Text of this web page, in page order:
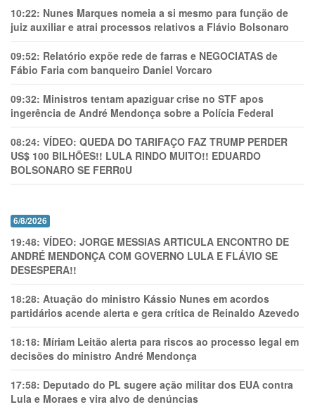
10:22: Nunes Marques nomeia a si mesmo para função de
juiz auxiliar e atrai processos relativos a Flávio Bolsonaro
09:52: Relatório expõe rede de farras e NEGOCIATAS de
Fábio Faria com banqueiro Daniel Vorcaro
09:32: Ministros tentam apaziguar crise no STF apos
ingerência de André Mendonça sobre a Polícia Federal
08:24: VÍDEO: QUEDA DO TARIFAÇO FAZ TRUMP PERDER
US$ 100 BILHÕES!! LULA RINDO MUITO!! EDUARDO
BOLSONARO SE FERR0U
6/8/2026
19:48: VÍDEO: JORGE MESSIAS ARTICULA ENCONTRO DE
ANDRÉ MENDONÇA COM GOVERNO LULA E FLÁVIO SE
DESESPERA!!
18:28: Atuação do ministro Kássio Nunes em acordos
partidários acende alerta e gera crítica de Reinaldo Azevedo
18:18: Míriam Leitão alerta para riscos ao processo legal em
decisões do ministro André Mendonça
17:58: Deputado do PL sugere ação militar dos EUA contra
Lula e Moraes e vira alvo de denúncias